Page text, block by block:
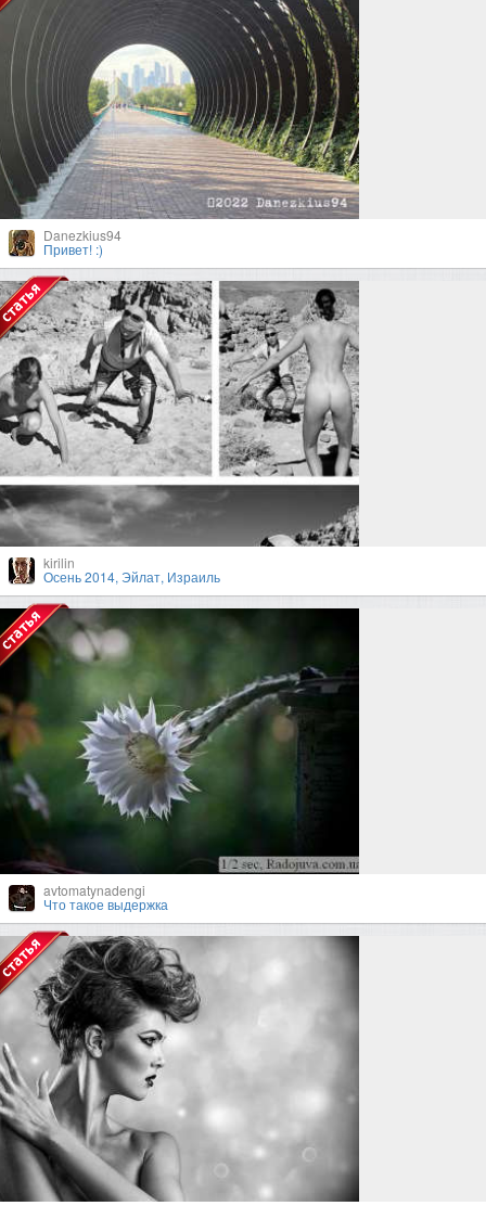
Danezkius94
Привет! :)
kirilin
Осень 2014, Эйлат, Израиль
avtomatynadengi
Что такое выдержка